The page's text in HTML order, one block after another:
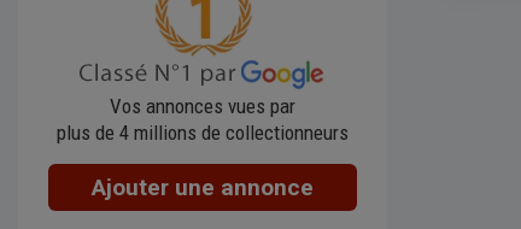
Vos annonces vues par
plus de 4 millions de collectionneurs
Ajouter une annonce